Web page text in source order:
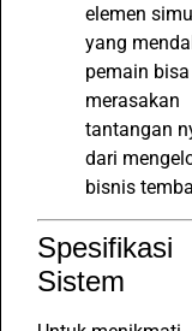
elemen
yang
pemain bisa
merasakan
tantangan
dari
bisnis
Spesifikasi
Sistem